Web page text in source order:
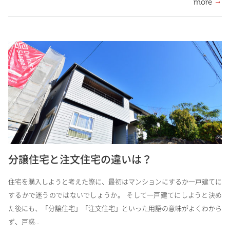
more
分譲住宅と注文住宅の違いは？
住宅を購入しようと考えた際に、最初はマンションにするか一戸建てに
するかで迷うのではないでしょうか。 そして一戸建てにしようと決め
た後にも、「分譲住宅」「注文住宅」といった用語の意味がよくわから
ず、戸惑...